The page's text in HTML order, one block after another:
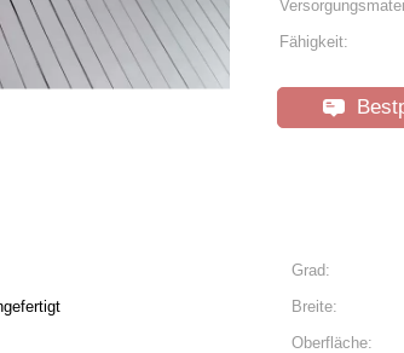
Fähigkeit:
Grad:
Breite:
Oberfläche: